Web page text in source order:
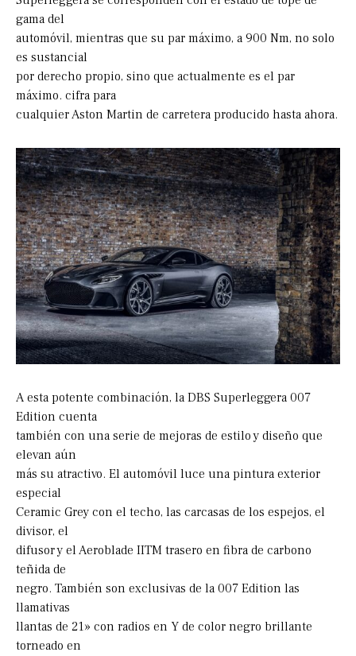
gama del
automóvil, mientras que su par máximo, a 900 Nm, no solo
es sustancial
por derecho propio, sino que actualmente es el par
máximo. cifra para
cualquier Aston Martin de carretera producido hasta ahora.
A esta potente combinación, la DBS Superleggera 007
Edition cuenta
también con una serie de mejoras de estilo y diseño que
elevan aún
más su atractivo. El automóvil luce una pintura exterior
especial
Ceramic Grey con el techo, las carcasas de los espejos, el
divisor, el
difusor y el Aeroblade IITM trasero en fibra de carbono
teñida de
negro. También son exclusivas de la 007 Edition las
llamativas
llantas de 21» con radios en Y de color negro brillante
torneado en